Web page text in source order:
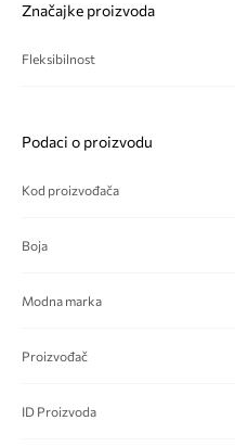
Značajke proizvoda
Fleksibilnost
Podaci o proizvodu
Kod proizvođača
Boja
Modna marka
Proizvođač
ID Proizvoda